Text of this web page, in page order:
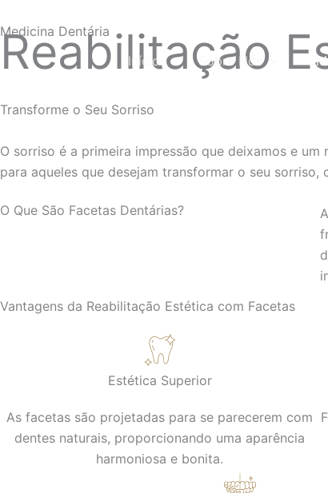
to
content
Início Sobre Nós
Medicina Dentária
Reabilitação
Transforme o Seu Sorriso
O sorriso é a primeira impressão que deixamos e
para aqueles que desejam transformar o seu
O Que São Facetas Dentárias?
Vantagens da Reabilitação Estética com Facetas
Estética Superior
As facetas são projetadas para se parecerem com
dentes naturais, proporcionando uma aparência
harmoniosa e bonita.